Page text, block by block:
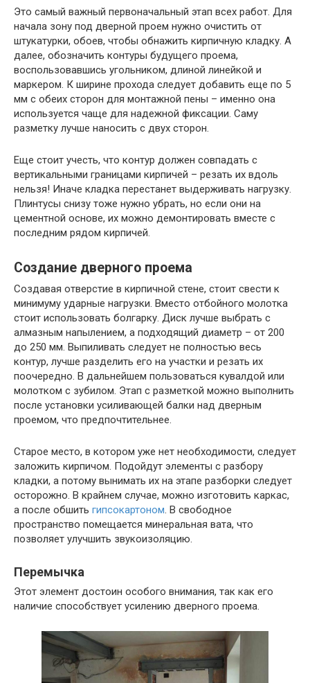
Это самый важный первоначальный этап всех работ. Для
начала зону под дверной проем нужно очистить от
штукатурки, обоев, чтобы обнажить кирпичную кладку. А
далее, обозначить контуры будущего проема,
воспользовавшись угольником, длиной линейкой и
маркером. К ширине прохода следует добавить еще по 5
мм с обеих сторон для монтажной пены – именно она
используется чаще для надежной фиксации. Саму
разметку лучше наносить с двух сторон.
Еще стоит учесть, что контур должен совпадать с
вертикальными границами кирпичей – резать их вдоль
нельзя! Иначе кладка перестанет выдерживать нагрузку.
Плинтусы снизу тоже нужно убрать, но если они на
цементной основе, их можно демонтировать вместе с
последним рядом кирпичей.
Создание дверного проема
Создавая отверстие в кирпичной стене, стоит свести к
минимуму ударные нагрузки. Вместо отбойного молотка
стоит использовать болгарку. Диск лучше выбрать с
алмазным напылением, а подходящий диаметр – от 200
до 250 мм. Выпиливать следует не полностью весь
контур, лучше разделить его на участки и резать их
поочередно. В дальнейшем пользоваться кувалдой или
молотком с зубилом. Этап с разметкой можно выполнить
после установки усиливающей балки над дверным
проемом, что предпочтительнее.
Старое место, в котором уже нет необходимости, следует
заложить кирпичом. Подойдут элементы с разбору
кладки, а потому вынимать их на этапе разборки следует
осторожно. В крайнем случае, можно изготовить каркас,
а после обшить гипсокартоном. В свободное
пространство помещается минеральная вата, что
позволяет улучшить звукоизоляцию.
Перемычка
Этот элемент достоин особого внимания, так как его
наличие способствует усилению дверного проема.